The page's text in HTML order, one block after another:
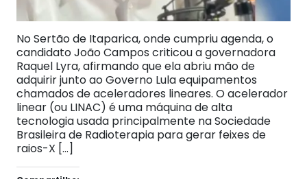
No Sertão de Itaparica, onde cumpriu agenda, o
candidato João Campos criticou a governadora
Raquel Lyra, afirmando que ela abriu mão de
adquirir junto ao Governo Lula equipamentos
chamados de aceleradores lineares. O acelerador
linear (ou LINAC) é uma máquina de alta
tecnologia usada principalmente na Sociedade
Brasileira de Radioterapia para gerar feixes de
raios-X […]